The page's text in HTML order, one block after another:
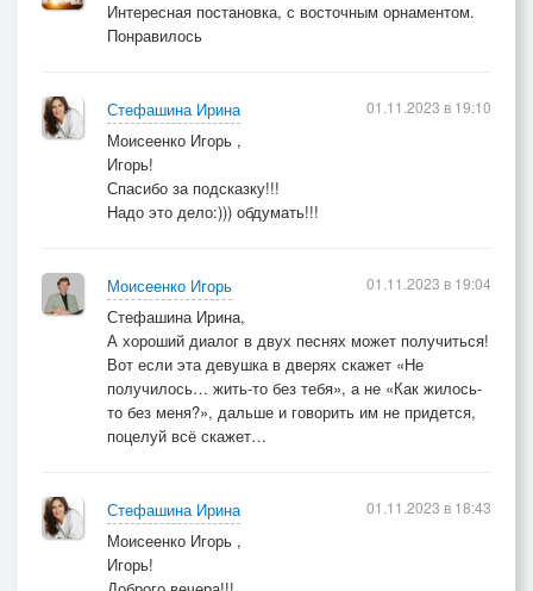
Интересная постановка, с восточным орнаментом.
Понравилось
Стефашина Ирина
Моисеенко Игорь ,
Игорь!
Спасибо за подсказку!!!
Надо это дело:))) обдумать!!!
01.11.2023 в 19:10
Моисеенко Игорь
Стефашина Ирина,
А хороший диалог в двух песнях может получиться!
Вот если эта девушка в дверях скажет «Не
получилось… жить-то без тебя», а не «Как жилось-
то без меня?», дальше и говорить им не придется,
поцелуй всё скажет…
01.11.2023 в 19:04
Стефашина Ирина
Моисеенко Игорь ,
Игорь!
01.11.2023 в 18:43